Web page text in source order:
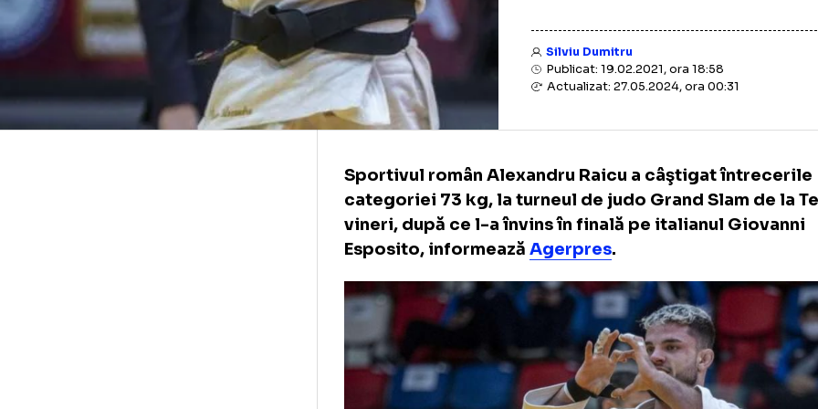
Actualizat: 27.05.2024, ora 00:31
​Sportivul român Alexandru Raicu a câştigat
categoriei 73 kg, la turneul de judo Grand
vineri, după ce l-a învins în finală pe italianul
Esposito, informează Agerpres.